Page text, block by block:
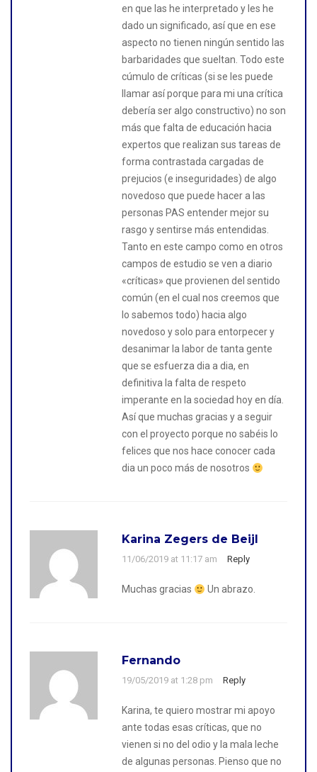
en que las he interpretado y les he
dado un significado, así que en ese
aspecto no tienen ningún sentido las
barbaridades que sueltan. Todo este
cúmulo de críticas (si se les puede
llamar así porque para mi una crítica
debería ser algo constructivo) no son
más que falta de educación hacia
expertos que realizan sus tareas de
forma contrastada cargadas de
prejucios (e inseguridades) de algo
novedoso que puede hacer a las
personas PAS entender mejor su
rasgo y sentirse más entendidas.
Tanto en este campo como en otros
campos de estudio se ven a diario
«críticas» que provienen del sentido
común (en el cual nos creemos que
lo sabemos todo) hacia algo
novedoso y solo para entorpecer y
desanimar la labor de tanta gente
que se esfuerza dia a dia, en
definitiva la falta de respeto
imperante en la sociedad hoy en día.
Así que muchas gracias y a seguir
con el proyecto porque no sabéis lo
felices que nos hace conocer cada
dia un poco más de nosotros
Karina Zegers de Beijl
11/06/2019 at 11:17 am Reply
Muchas gracias Un abrazo.
Fernando
19/05/2019 at 1:28 pm Reply
Karina, te quiero mostrar mi apoyo
ante todas esas críticas, que no
vienen si no del odio y la mala leche
de algunas personas. Pienso que no